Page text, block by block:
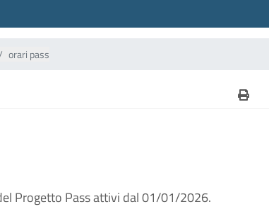
orari pass
Progetto Pass attivi dal 01/01/2026.